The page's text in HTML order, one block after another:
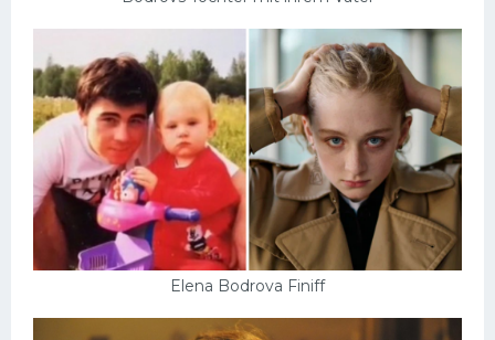
Elena Bodrova Finiff